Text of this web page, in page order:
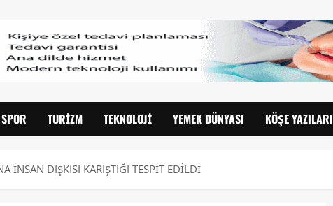
SPOR TURIZM TEKNOLOJI YEMEK DÜNYASI KÖŞE YAZILARI
İNSAN DIŞKISI KARIŞTIĞI TESPİT EDİLDİ